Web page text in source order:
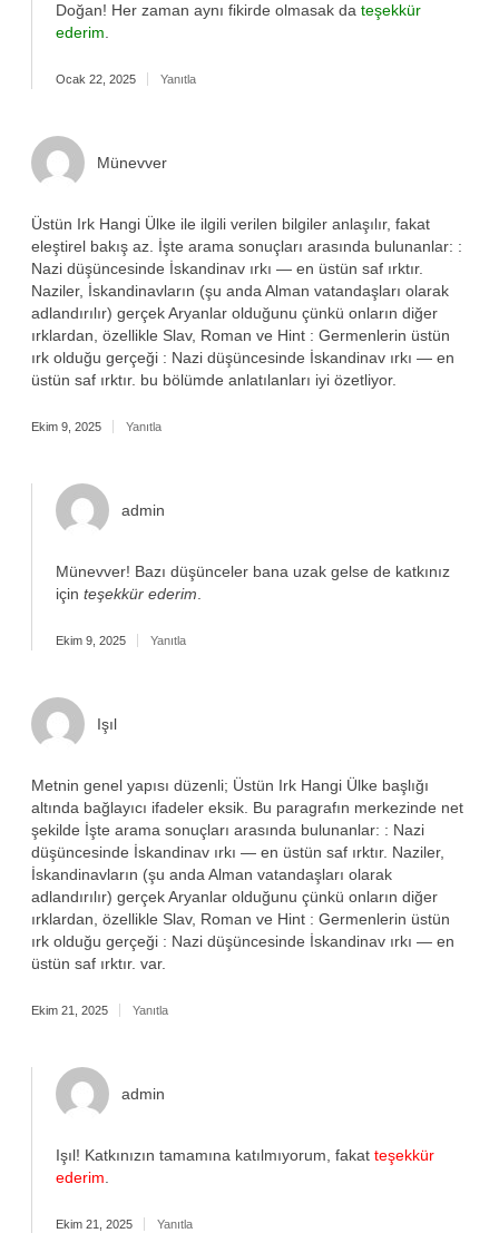
Doğan! Her zaman aynı fikirde olmasak da teşekkür
ederim
Ocak 22, 2025 Yanıtla
Münevver
Üstün Irk Hangi Ülke ile ilgili verilen bilgiler anlaşılır, fakat
eleştirel bakış az. İşte arama sonuçları arasında bulunanlar: :
Nazi düşüncesinde İskandinav ırkı — en üstün saf ırktır.
Naziler, İskandinavların (şu anda Alman vatandaşları olarak
adlandırılır) gerçek Aryanlar olduğunu çünkü onların diğer
ırklardan, özellikle Slav, Roman ve Hint : Germenlerin üstün
ırk olduğu gerçeği : Nazi düşüncesinde İskandinav ırkı — en
üstün saf ırktır. bu bölümde anlatılanları iyi özetliyor.
Ekim 9, 2025 Yanıtla
admin
Münevver! Bazı düşünceler bana uzak gelse de katkınız
için teşekkür ederim
Ekim 9, 2025 Yanıtla
Işıl
Metnin genel yapısı düzenli; Üstün Irk Hangi Ülke başlığı
altında bağlayıcı ifadeler eksik. Bu paragrafın merkezinde net
şekilde İşte arama sonuçları arasında bulunanlar: : Nazi
düşüncesinde İskandinav ırkı — en üstün saf ırktır. Naziler,
İskandinavların (şu anda Alman vatandaşları olarak
adlandırılır) gerçek Aryanlar olduğunu çünkü onların diğer
ırklardan, özellikle Slav, Roman ve Hint : Germenlerin üstün
ırk olduğu gerçeği : Nazi düşüncesinde İskandinav ırkı — en
üstün saf ırktır. var.
Ekim 21, 2025 Yanıtla
admin
Işıl! Katkınızın tamamına katılmıyorum, fakat teşekkür
ederim
Ekim 21, 2025 Yanıtla